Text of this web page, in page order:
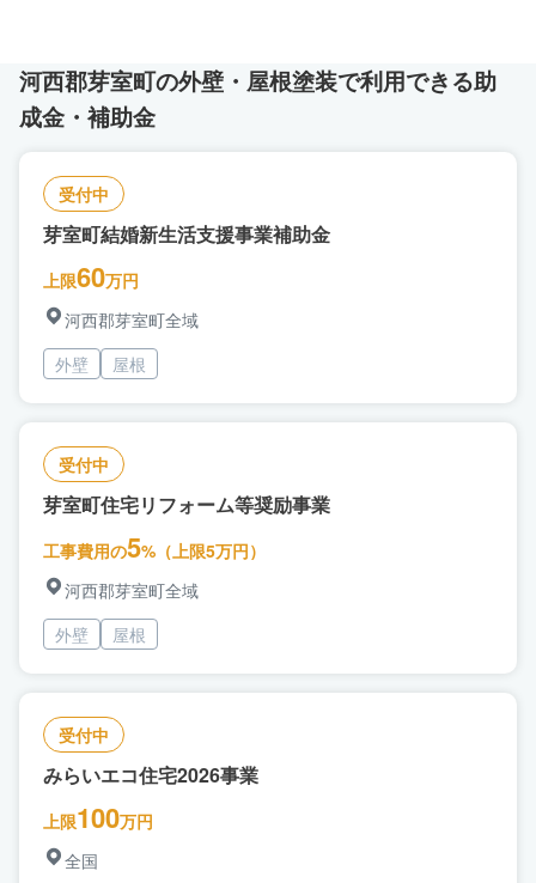
河西郡芽室町の外壁・屋根塗装で利用できる助
成金・補助金
受付中
芽室町結婚新生活支援事業補助金
上限60万円
河西郡芽室町全域
外壁
屋根
受付中
芽室町住宅リフォーム等奨励事業
工事費用の5%（上限5万円）
河西郡芽室町全域
外壁
屋根
受付中
みらいエコ住宅2026事業
上限100万円
全国